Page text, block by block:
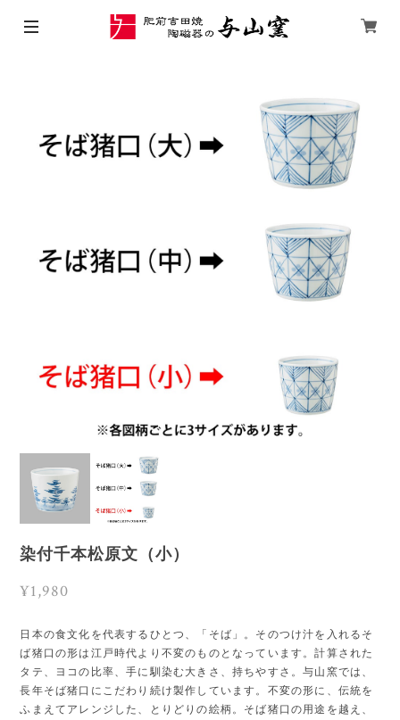
染付千本松原文（小）
¥1,980
日本の食文化を代表するひとつ、「そば」。そのつけ汁を入れるそ
ば猪口の形は江戸時代より不変のものとなっています。計算された
タテ、ヨコの比率、手に馴染む大きさ、持ちやすさ。与山窯では、
長年そば猪口にこだわり続け製作しています。不変の形に、伝統を
ふまえてアレンジした、とりどりの絵柄。そば猪口の用途を越え、